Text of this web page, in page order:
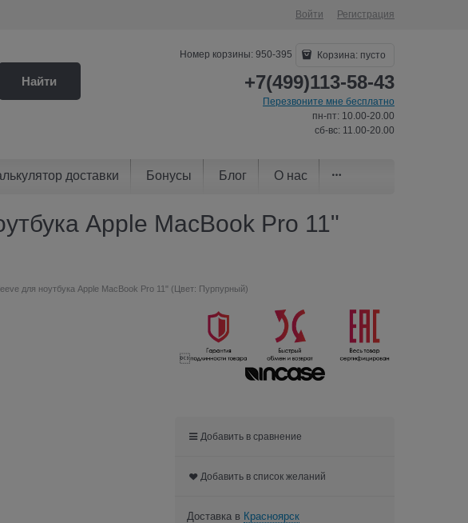
Войти Регистрация
Найти
Номер корзины: 950-395 Корзина: пусто
+7(499)113-58-43
Перезвоните мне бесплатно
пн-пт: 10.00-20.00
сб-вс: 11.00-20.00
доставки Бонусы Блог О нас
Apple MacBook Pro 11"
для ноутбука Apple MacBook Pro 11" (Цвет: Пурпурный)

Добавить в сравнение
Добавить в список желаний
Доставка в Красноярск